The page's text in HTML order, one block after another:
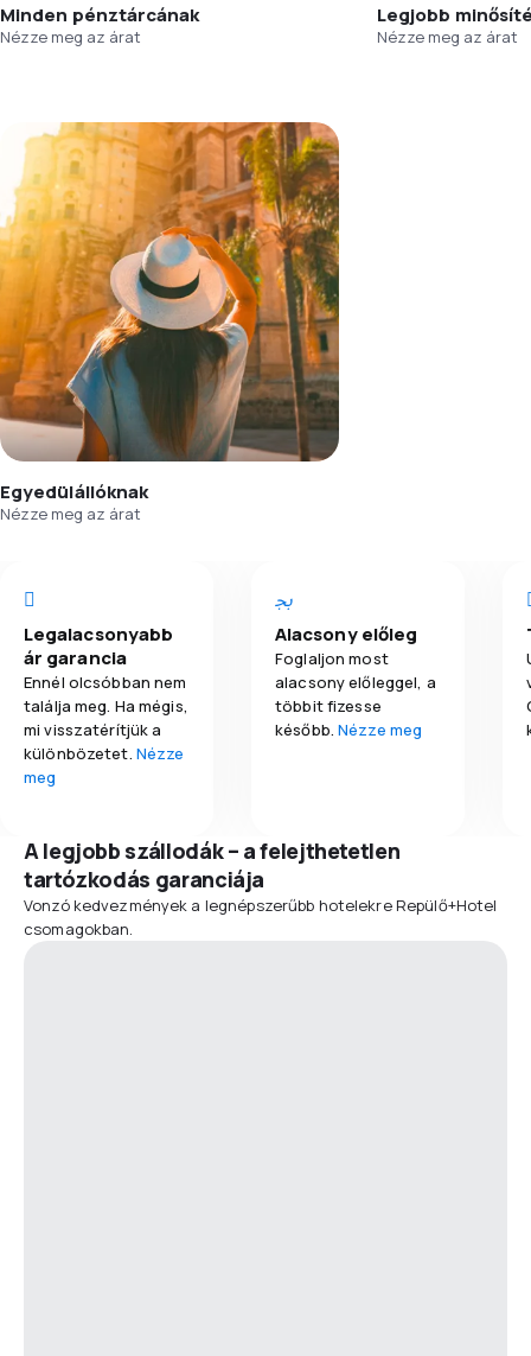
Minden pénztárcának
Nézze meg az árat
Legjobb
Nézze meg az árat
Egyedülállóknak
Nézze meg az árat
Legalacsonyabb
ár garancia
Ennél olcsóbban nem
találja meg. Ha mégis,
mi visszatérítjük a
különbözetet. Nézze
meg
Alacsony előleg
Foglaljon most
alacsony előleggel, a
többit fizesse
később.Nézze meg
A legjobb szállodák – a felejthetetlen
tartózkodás garanciája
Vonzó kedvezmények a legnépszerűbb hotelekre Repülő+Hotel
csomagokban.